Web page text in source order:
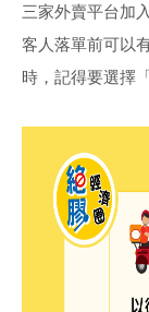
三家外賣平台加
客人落單前可以
時，記得要選擇